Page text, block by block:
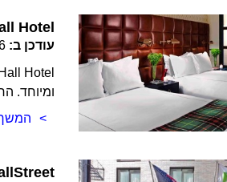
Hotel
עודכן ב:
ומיוחד.